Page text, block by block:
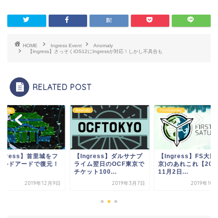
HOME Ingress Event
Anomaly
【Ingress】さっそくiOS12にIngressが対応！しかし不具合も
RELATED POST
Anomaly
Ingress】ダルサナプ
イム翌日のOCF東京で
2019年3月7日
FirstSaturday
【Ingress】FS大田(東
京)のあれこれ【2019年
11月2日...
2019年10月21日
Ingress 一般
【Ingress】首里
ィールドアード
2019